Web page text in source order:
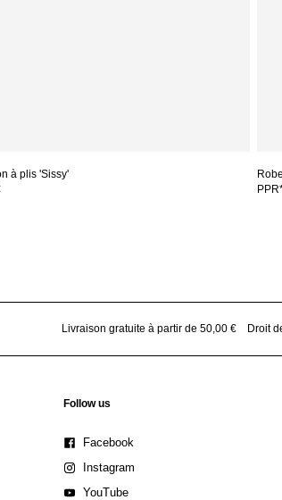
à plis 'Sissy'
Livraison gratuite à partir de 50,00 € Droit
Follow us
Facebook
Instagram
YouTube